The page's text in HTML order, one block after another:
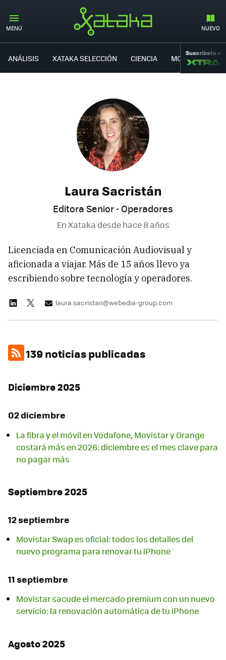
MENÚ NUEVO
ANÁLISIS XATAKA SELECCIÓN CIENCIA MOVILIDAD
Suscríbete a
Laura Sacristán
Editora Senior - Operadores
En Xataka desdehace 8 años
Licenciada en Comunicación Audiovisual y
aficionada a viajar. Más de 15 años llevo ya
escribiendo sobre tecnología y operadores.
laura.sacristan@webedia-group.com
139 noticias publicadas
Diciembre 2025
02 diciembre
La fibra y el móvil en Vodafone, Movistar y Orange
costará más en 2026: diciembre es el mes clave para
no pagar más
Septiembre 2025
12 septiembre
Movistar Swap es oficial: todos los detalles del
nuevo programa para renovar tu iPhone
11 septiembre
Movistar sacude el mercado premium con un nuevo
servicio: la renovación automática de tu iPhone
Agosto 2025